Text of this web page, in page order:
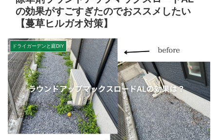
の効果がすごすぎたのでおススメしたい
【蔓草ヒルガオ対策】
ドライガーデンと庭DIY